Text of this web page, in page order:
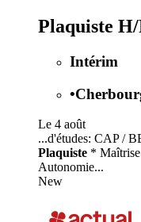
Plaquiste
Intérim
•
Le 4 août
...d'études: CAP /
Plaquiste *
Autonomie...
New